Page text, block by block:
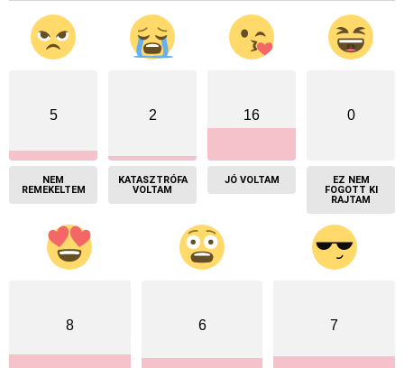
5
NEM
REMEKELTEM
2
KATASZTRÓFA
VOLTAM
16
JÓ VOLTAM
0
EZ NEM
FOGOTT KI
RAJTAM
8 6 7